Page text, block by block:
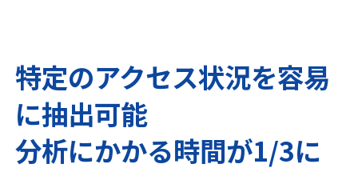
特定のアクセス状況を容易
に抽出可能
分析にかかる時間が1/3に